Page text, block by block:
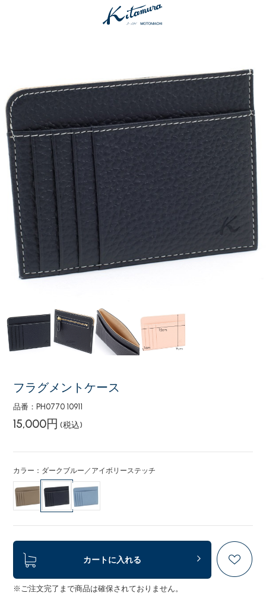
フラグメントケース
品番：PH0770 10911
15,000円 (税込)
カラー：ダークブルー／アイボリーステッチ
カートに入れる
※ご注文完了まで商品は確保されておりません。